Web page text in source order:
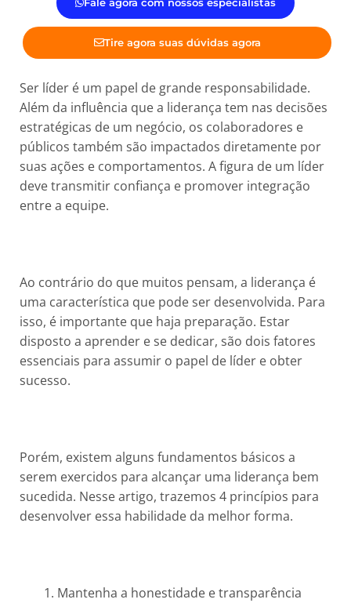
Tire agora suas dúvidas agora
Ser líder é um papel de grande responsabilidade.
Além da influência que a liderança tem nas decisões
estratégicas de um negócio, os colaboradores e
públicos também são impactados diretamente por
suas ações e comportamentos. A figura de um líder
deve transmitir confiança e promover integração
entre a equipe.
Ao contrário do que muitos pensam, a liderança é
uma característica que pode ser desenvolvida. Para
isso, é importante que haja preparação. Estar
disposto a aprender e se dedicar, são dois fatores
essenciais para assumir o papel de líder e obter
sucesso.
Porém, existem alguns fundamentos básicos a
serem exercidos para alcançar uma liderança bem
sucedida. Nesse artigo, trazemos 4 princípios para
desenvolver essa habilidade da melhor forma.
Mantenha a honestidade e transparência